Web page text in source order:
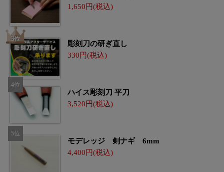
1,650
彫刻刀の研ぎ直し
330
ハイス彫刻刀 平刀
3,520
モデレッジ 剣ナギ 6mm
4,400